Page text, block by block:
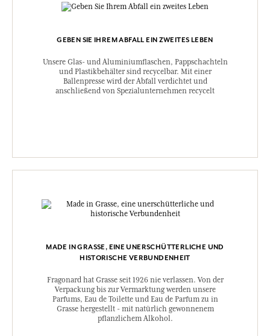
GEBEN SIE IHREM ABFALL EIN ZWEITES LEBEN
Unsere Glas- und Aluminiumflaschen, Pappschachteln
und Plastikbehälter sind recycelbar. Mit einer
Ballenpresse wird der Abfall verdichtet und
anschließend von Spezialunternehmen recycelt
MADE IN GRASSE, EINE UNERSCHÜTTERLICHE UND
HISTORISCHE VERBUNDENHEIT
Fragonard hat Grasse seit 1926 nie verlassen. Von der
Verpackung bis zur Vermarktung werden unsere
Parfums, Eau de Toilette und Eau de Parfum zu in
Grasse hergestellt - mit natürlich gewonnenem
pflanzlichem Alkohol.